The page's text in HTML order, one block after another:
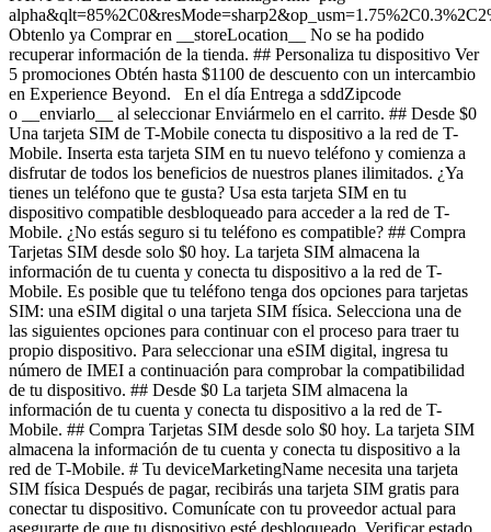
Obtenlo ya Comprar en __storeLocation__ No se ha podido
recuperar información de la tienda. ## ​​​​​​​Personaliza tu dispositivo Ver
5 promociones Obtén hasta $1100 de descuento con un intercambio
en Experience Beyond. En el día Entrega a sddZipcode
o __enviarlo__ al seleccionar Enviármelo en el carrito. ## Desde $0
Una tarjeta SIM de T-Mobile conecta tu dispositivo a la red de T-
Mobile. Inserta esta tarjeta SIM en tu nuevo teléfono y comienza a
disfrutar de todos los beneficios de nuestros planes ilimitados. ¿Ya
tienes un teléfono que te gusta? Usa esta tarjeta SIM en tu
dispositivo compatible desbloqueado para acceder a la red de T-
Mobile. ¿No estás seguro si tu teléfono es compatible? ## Compra
Tarjetas SIM desde solo $0 hoy. La tarjeta SIM almacena la
información de tu cuenta y conecta tu dispositivo a la red de T-
Mobile. Es posible que tu teléfono tenga dos opciones para tarjetas
SIM: una eSIM digital o una tarjeta SIM física. Selecciona una de
las siguientes opciones para continuar con el proceso para traer tu
propio dispositivo. Para seleccionar una eSIM digital, ingresa tu
número de IMEI a continuación para comprobar la compatibilidad
de tu dispositivo. ## Desde $0 La tarjeta SIM almacena la
información de tu cuenta y conecta tu dispositivo a la red de T-
Mobile. ## Compra Tarjetas SIM desde solo $0 hoy. La tarjeta SIM
almacena la información de tu cuenta y conecta tu dispositivo a la
red de T-Mobile. # Tu deviceMarketingName necesita una tarjeta
SIM física Después de pagar, recibirás una tarjeta SIM gratis para
conectar tu dispositivo. Comunícate con tu proveedor actual para
asegurarte de que tu dispositivo esté desbloqueado. Verificar estado